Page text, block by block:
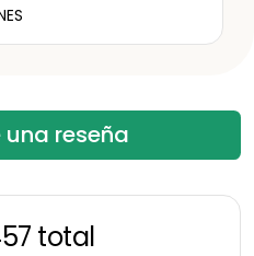
una reseña
total